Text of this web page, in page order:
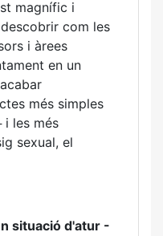
magnífic i
com les
i àrees
en un
més simples
i les més
sexual, el
situació d'atur -